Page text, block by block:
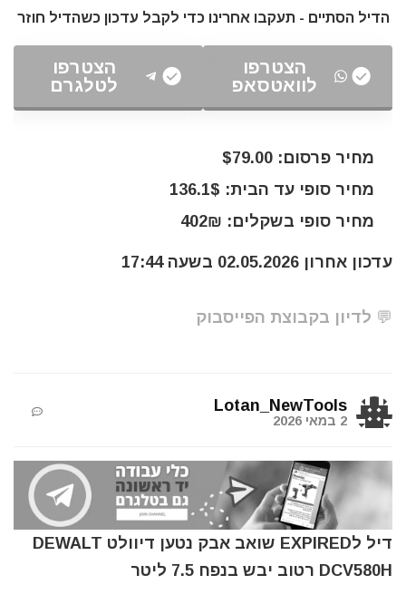
הדיל הסתיים - תעקבו אחרינו כדי לקבל עדכון כשהדיל חוזר
הצטרפו
לוואטסאפ
הצטרפו
לטלגרם
מחיר פרסום: $79.00
מחיר סופי עד הבית: 136.1$
מחיר סופי בשקלים: 402₪
עדכון אחרון 02.05.2026 בשעה 17:44
💬 לדיון בקבוצת הפייסבוק
Lotan_NewTools
2 במאי 2026
דיל לEXPIRED שואב אבק נטען דיוולט DEWALT
DCV580H רטוב יבש בנפח 7.5 ליטר